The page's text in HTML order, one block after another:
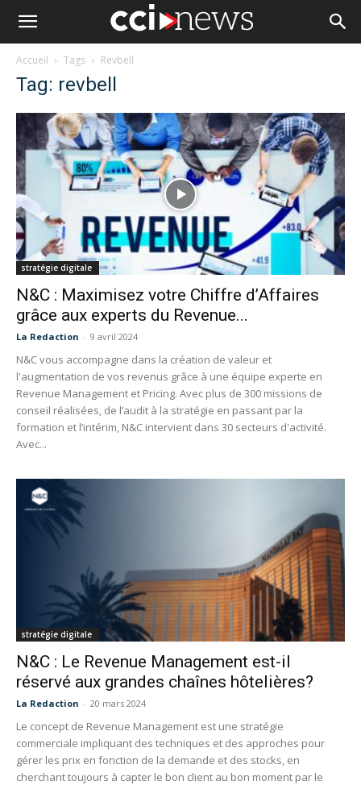
Accueil Tags Revbell
Tag: revbell
stratégie digitale
N&C : Maximisez votre Chiffre d’Affaires
grâce aux experts du Revenue...
La Redaction - 9 avril 2024
N&C vous accompagne dans la création de valeur et
l'augmentation de vos revenus grâce à une équipe experte en
Revenue Management et Pricing. Avec plus de 300 missions de
conseil réalisées, de l’audit à la stratégie en passant par la
formation et l’intérim, N&C intervient dans 30 secteurs d'activité.
Avec...
stratégie digitale
N&C : Le Revenue Management est-il
réservé aux grandes chaînes hôtelières?
La Redaction - 20 mars 2024
Le concept de Revenue Management est une stratégie
commerciale impliquant des techniques et des approches pour
gérer les prix en fonction de la demande et des stocks, en
cherchant toujours à capter le bon client au bon moment par le